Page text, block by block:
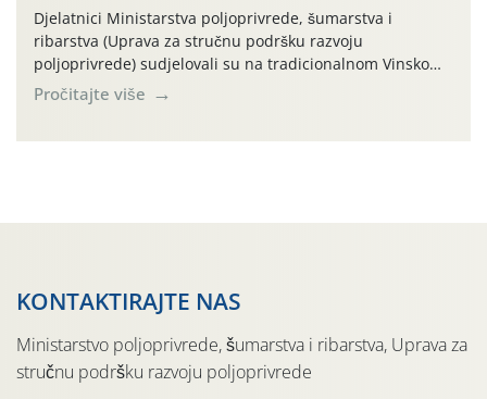
Djelatnici Ministarstva poljoprivrede, šumarstva i
ribarstva (Uprava za stručnu podršku razvoju
poljoprivrede) sudjelovali su na tradicionalnom Vinskom
forumu, održanom 24.07.2026. godine u Domu vinarske
tradicije u Putnikovićima na poluotoku Pelješcu, u
Pročitajte više
KONTAKTIRAJTE NAS
Ministarstvo poljoprivrede, šumarstva i ribarstva, Uprava za
stručnu podršku razvoju poljoprivrede